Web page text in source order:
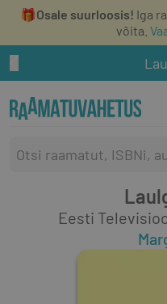
🎁Osale suurloosis! Iga
võita.
Eesti